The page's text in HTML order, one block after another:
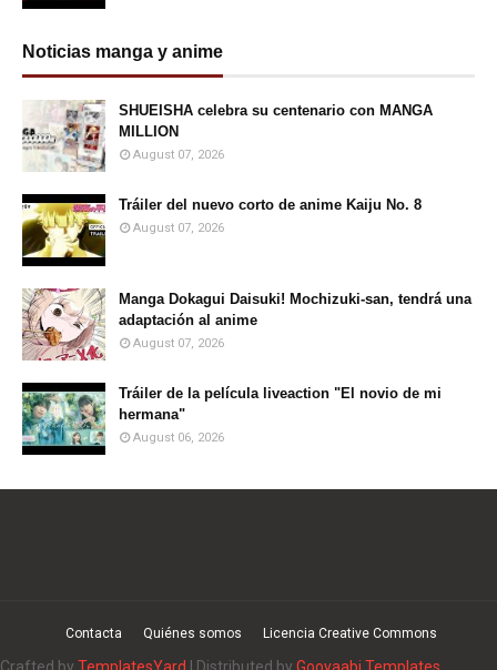
Noticias manga y anime
SHUEISHA celebra su centenario con MANGA
MILLION
August 07, 2026
Tráiler del nuevo corto de anime Kaiju No. 8
August 07, 2026
Manga Dokagui Daisuki! Mochizuki-san, tendrá una
adaptación al anime
August 07, 2026
Tráiler de la película liveaction "El novio de mi
hermana"
August 06, 2026
Contacta Quiénes somos Licencia Creative Commons